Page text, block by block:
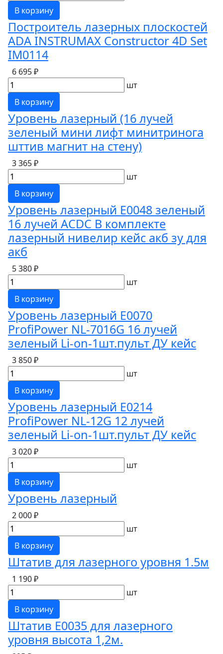
В корзину
Построитель лазерных плоскостей
ADA INSTRUMAX Constructor 4D Set
IM0114
6 695 ₽
шт
В корзину
Уровень лазерный (16 лучей
зеленый мини лифт минитринога
шттив магнит на стену)
3 365 ₽
шт
В корзину
Уровень лазерный Е0048 зеленый
16 лучей ACDC B комплекте
лазерный нивелир кейс акб зу для
акб
5 380 ₽
шт
В корзину
Уровень лазерный Е0070
ProfiPower NL-7016G 16 лучей
зеленый Li-on-1шт.пульт ДУ кейс
3 850 ₽
шт
В корзину
Уровень лазерный Е0214
ProfiPower NL-12G 12 лучей
зеленый Li-on-1шт.пульт ДУ кейс
3 020 ₽
шт
В корзину
Уровень лазерный
2 000 ₽
шт
В корзину
Штатив для лазерного уровня 1.5м
1 190 ₽
шт
В корзину
Штатив Е0035 для лазерного
уровня высота 1,2м.